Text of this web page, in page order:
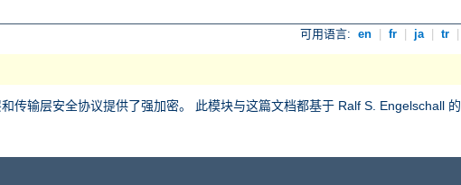
可用语言: en fr ja tr
传输层安全协议提供了强加密。 此模块与这篇文档都基于 Ralf S. Engelschall 的